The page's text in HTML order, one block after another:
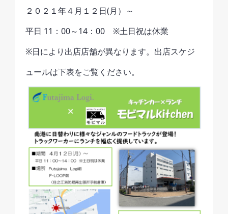
２０２１年４月１２日(月）～
平日 11：00～14：00 ※土日祝は休業
※日により出店店舗が異なります。出店スケジ
ュールは下表をご覧ください。